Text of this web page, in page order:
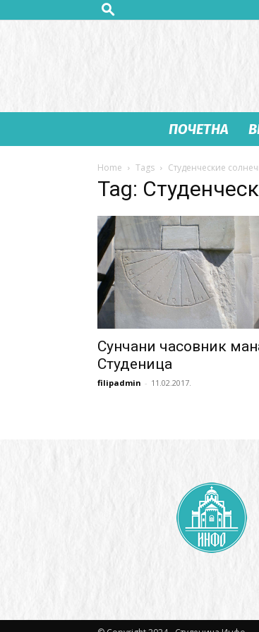
ПОЧЕТНА
Home Tags Студенческие
Tag:
Сунчани часовник
Студеница
filipadmin - 11.02.2017.